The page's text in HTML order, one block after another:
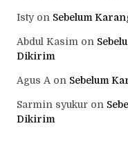
Istyon Sebelum
Abdul Kasim on
Dikirim
Agus A on Sebelum
Sarmin syukur on
Dikirim